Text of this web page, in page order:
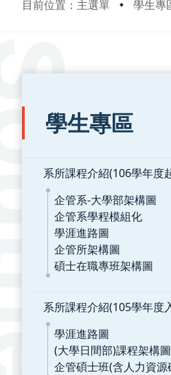
目前位置：主選單 學生專
:::
學生專區
系所課程介紹(106學年度
企管系-大學部架構圖
企管系學程模組化
學涯進路圖
企管所架構圖
碩士在職專班架構圖
系所課程介紹(105學年度
學涯進路圖
(大學日間部)課程架構圖
企管碩士班(含人力資源